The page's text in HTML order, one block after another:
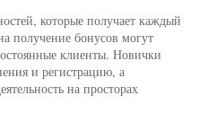
которые получает каждый
получение бонусов могут
клиенты. Новички
и регистрацию, а
на просторах